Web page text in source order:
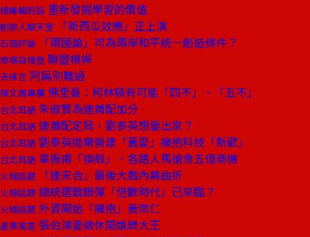
總編輯的話 重新發掘學習的價值
創辦人聊天室 「新西瓜效應」正上演
石頭評論 「兩國論」可為兩岸和平統一創造條件？
商場自慢塾 聯盟槓桿
去梯言 阿扁別難過
陳文茜專欄 佛里曼：柯林頓有可能「四不」、「五不」
台北耳語 朱俶賢為連蕭配加分
台北耳語 連蕭配定局，劉泰英想要出家？
台北耳語 劉泰英拋棄營建「舊愛」擁抱科技「新歡」
台北耳語 辜振甫「換殼」，各路人馬搶食五億商機
火線話題 「連宋合」最後大戲內幕曲折
火線話題 總統選戰銀彈「倍數時代」已來臨？
火線話題 外資開始「擁抱」黃崇仁
產業風雲 張伯鴻要做休閒娛樂大王